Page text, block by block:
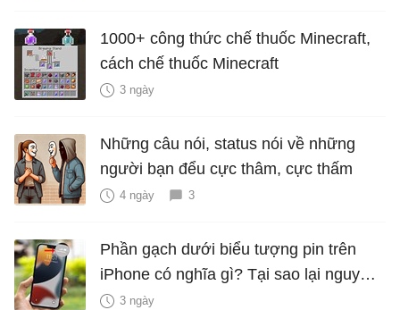
1000+ công thức chế thuốc Minecraft,
cách chế thuốc Minecraft
3 ngày
Những câu nói, status nói về những
người bạn đểu cực thâm, cực thấm
4 ngày 3
Phần gạch dưới biểu tượng pin trên
iPhone có nghĩa gì? Tại sao lại nguy
hiểm?
3 ngày